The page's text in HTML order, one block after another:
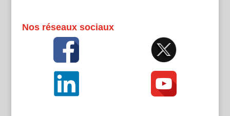
Nos réseaux sociaux